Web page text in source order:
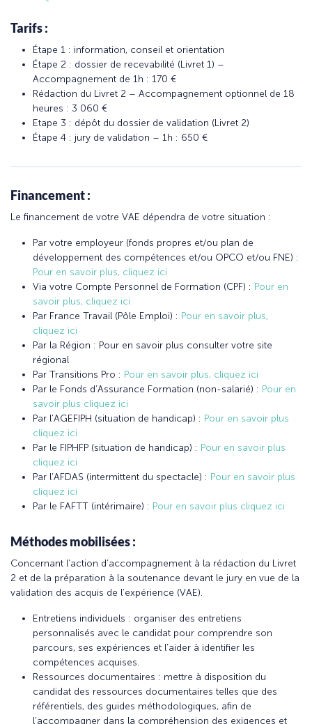
Tarifs :
Étape 1 : information, conseil et orientation
Étape 2 : dossier de recevabilité (Livret 1) –
Accompagnement de 1h : 170 €
Rédaction du Livret 2 – Accompagnement optionnel de 18
heures : 3 060 €
Etape 3 : dépôt du dossier de validation (Livret 2)
Étape 4 : jury de validation – 1h : 650 €
Financement :
Le financement de votre VAE dépendra de votre situation :
Par votre employeur (fonds propres et/ou plan de
développement des compétences et/ou OPCO et/ou FNE) :
Pour en savoir plus, cliquez ici
Via votre Compte Personnel de Formation (CPF) : Pour en
savoir plus, cliquez ici
Par France Travail (Pôle Emploi) : Pour en savoir plus,
cliquez ici
Par la Région : Pour en savoir plus consulter votre site
régional
Par Transitions Pro : Pour en savoir plus, cliquez ici
Par le Fonds d’Assurance Formation (non-salarié) : Pour en
savoir plus cliquez ici
Par l’AGEFIPH (situation de handicap) : Pour en savoir plus
cliquez ici
Par le FIPHFP (situation de handicap) : Pour en savoir plus
cliquez ici
Par l’AFDAS (intermittent du spectacle) : Pour en savoir plus
cliquez ici
Par le FAFTT (intérimaire) : Pour en savoir plus cliquez ici
Méthodes mobilisées :
Concernant l’action d’accompagnement à la rédaction du Livret
2 et de la préparation à la soutenance devant le jury en vue de la
validation des acquis de l’expérience (VAE).
Entretiens individuels : organiser des entretiens
personnalisés avec le candidat pour comprendre son
parcours, ses expériences et l’aider à identifier les
compétences acquises.
Ressources documentaires : mettre à disposition du
candidat des ressources documentaires telles que des
référentiels, des guides méthodologiques, afin de
l’accompagner dans la compréhension des exigences et